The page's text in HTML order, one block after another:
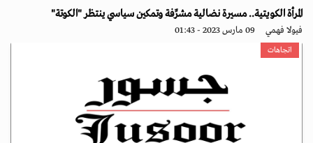
المرأة الكويتية.. مسيرة نضالية مشرِّفة وتمكين سياسي ينتظر "الكوتة"
فيولا فهمي 09 مارس 2023 - 01:43
اتجاهات